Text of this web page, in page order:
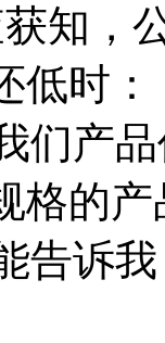
，公
低时：
产品
格的
诉我